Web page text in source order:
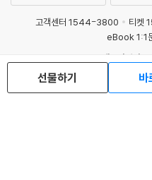
선물하기 바
고객센터 1544-3800 티켓
eBook 1:1
예스이십사(
개인정보
PC버전
회사